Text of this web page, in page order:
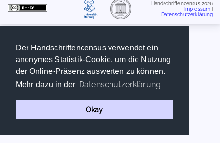
Der Handschriftencensus verwendet ein
anonymes Statistik-Cookie, um die Nutzung
der Online-Präsenz auswerten zu können.
Mehr dazu in der Datenschutzerklärung
Okay
Handschriftencensus 2026
Impressum
Datenschutzerklärung